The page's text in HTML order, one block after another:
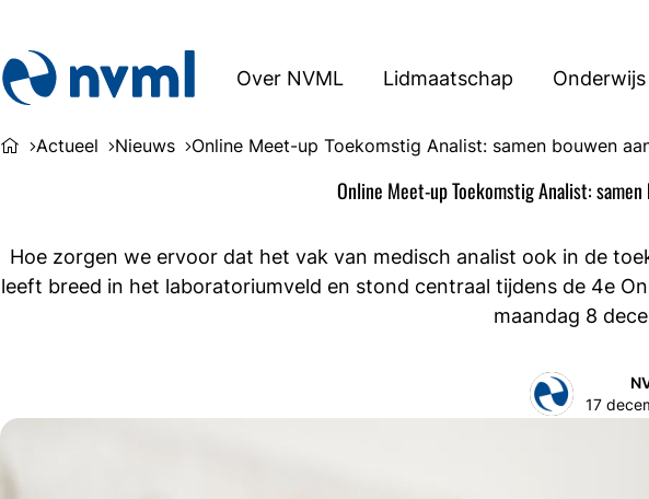
Over NVML Lidmaatschap Onderwijs
Actueel Nieuws Online Meet-up Toekomstig Analist: samen bouwen
Online Meet-up Toekomstig Analist:
Hoe zorgen we ervoor dat het vak van medisch analist ook in de
leeft breed in het laboratoriumveld en stond centraal tijdens de 4e
maandag 8
17